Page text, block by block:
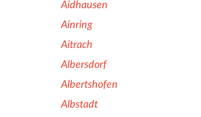
Aidhausen
Ainring
Aitrach
Albersdorf
Albertshofen
Albstadt